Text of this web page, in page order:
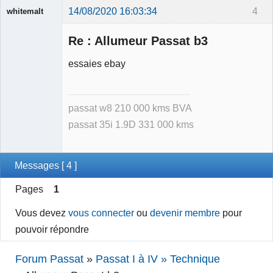
4
whitemalt 14/08/2020 16:03:34
Re : Allumeur Passat b3
essaies ebay
passat w8 210 000 kms BVA
passat 35i 1.9D 331 000 kms
Messages [ 4 ]
Pages 1
Vous devezvous connecter oudevenir membre pour
pouvoir répondre
Forum Passat » Passat I à IV » Technique